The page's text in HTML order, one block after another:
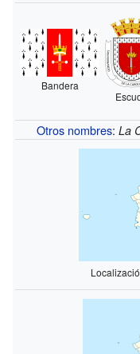
Bandera
Otros nombres:La